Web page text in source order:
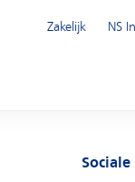
Zakelijk
NS